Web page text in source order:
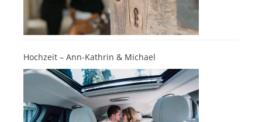
Hochzeit – Ann-Kathrin & Michael